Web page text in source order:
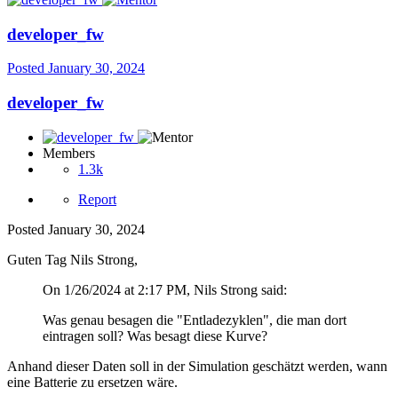
developer_fw
Posted January 30, 2024
developer_fw
Members
1.3k
Report
Posted January 30, 2024
Guten Tag Nils Strong,
On 1/26/2024 at 2:17 PM, Nils Strong said:
Was genau besagen die "Entladezyklen", die man dort
eintragen soll? Was besagt diese Kurve?
Anhand dieser Daten soll in der Simulation geschätzt werden, wann
eine Batterie zu ersetzen wäre.